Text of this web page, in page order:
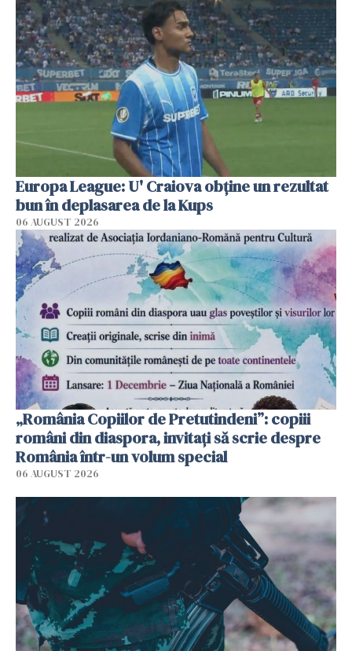
Europa League: U' Craiova obține un rezultat
bun în deplasarea de la Kups
06 AUGUST 2026
„România Copiilor de Pretutindeni”: copiii
români din diaspora, invitați să scrie despre
România într-un volum special
06 AUGUST 2026